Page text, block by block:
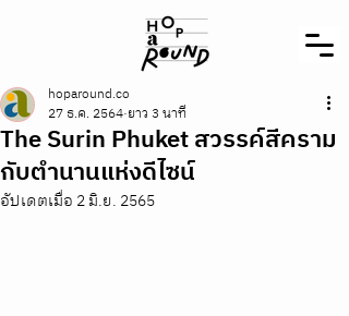
The Surin Phuket สวรรค์สีคราม
กับตำนานแห่งดีไซน์
hoparound.co
27 ธ.ค. 2564 ยาว 3 นาที
อัปเดตเมื่อ 2 มิ.ย. 2565